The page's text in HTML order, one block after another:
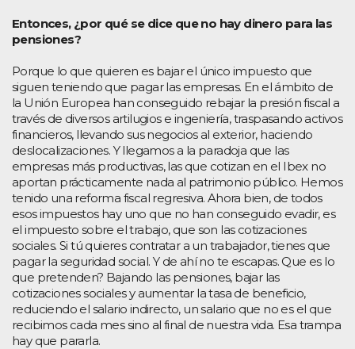
Entonces, ¿por qué se dice que no hay dinero para las
pensiones?
Porque lo que quieren es bajar el único impuesto que
siguen teniendo que pagar las empresas. En el ámbito de
la Unión Europea han conseguido rebajar la presión fiscal a
través de diversos artilugios e ingeniería, traspasando activos
financieros, llevando sus negocios al exterior, haciendo
deslocalizaciones. Y llegamos a la paradoja que las
empresas más productivas, las que cotizan en el Ibex no
aportan prácticamente nada al patrimonio público. Hemos
tenido una reforma fiscal regresiva. Ahora bien, de todos
esos impuestos hay uno que no han conseguido evadir, es
el impuesto sobre el trabajo, que son las cotizaciones
sociales. Si tú quieres contratar a un trabajador, tienes que
pagar la seguridad social. Y de ahí no te escapas. Que es lo
que pretenden? Bajando las pensiones, bajar las
cotizaciones sociales y aumentar la tasa de beneficio,
reduciendo el salario indirecto, un salario que no es el que
recibimos cada mes sino al final de nuestra vida. Esa trampa
hay que pararla.